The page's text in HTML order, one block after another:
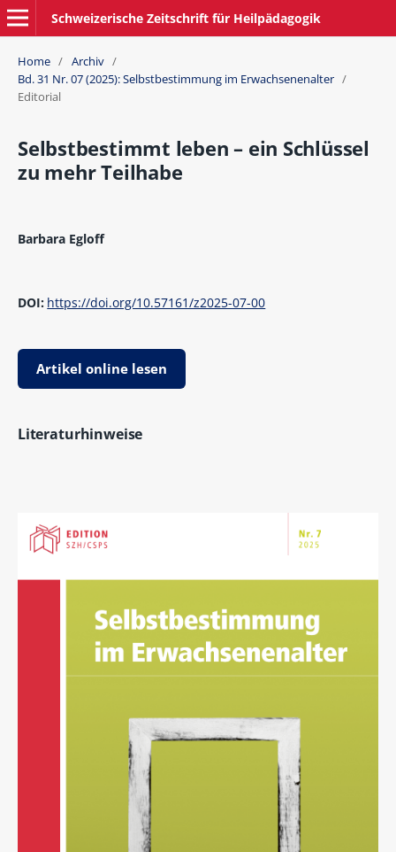
Schweizerische Zeitschrift für Heilpädagogik
Home / Archiv /
Bd. 31 Nr. 07 (2025): Selbstbestimmung im Erwachsenenalter /
Editorial
Selbstbestimmt leben – ein Schlüssel
zu mehr Teilhabe
Barbara Egloff
DOI: https://doi.org/10.57161/z2025-07-00
Artikel online lesen
Literaturhinweise